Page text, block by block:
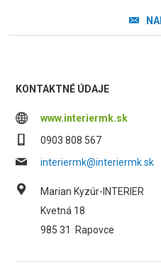
KONTAKTNÉ ÚDAJE
www.interiermk.sk
0903 808 567
interiermk@interiermk.sk
Marian Kyzúr-INTERIER
Kvetná 18
985 31
Rapovce